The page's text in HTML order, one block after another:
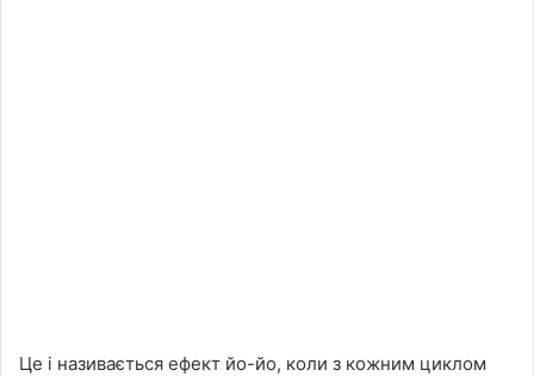
Це і називається ефект йо-йо, коли з кожним циклом